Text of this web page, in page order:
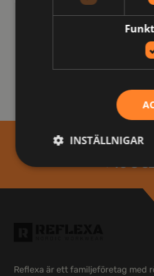
Behöver ni
+46 8
Reflexa är ett familjeföretag med
INSTÄLLNIGAR